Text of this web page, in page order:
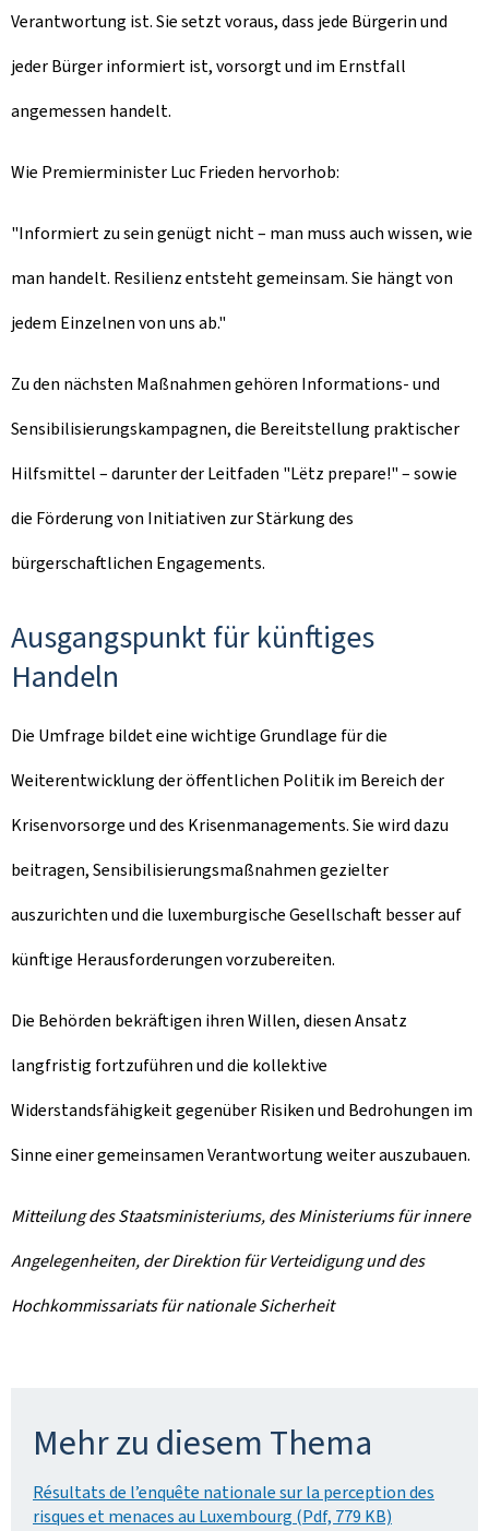
Verantwortung ist. Sie setzt voraus, dass jede Bürgerin und
jeder Bürger informiert ist, vorsorgt und im Ernstfall
angemessen handelt.
Wie Premierminister Luc Frieden hervorhob:
"Informiert zu sein genügt nicht – man muss auch wissen, wie
man handelt. Resilienz entsteht gemeinsam. Sie hängt von
jedem Einzelnen von uns ab."
Zu den nächsten Maßnahmen gehören Informations- und
Sensibilisierungskampagnen, die Bereitstellung praktischer
Hilfsmittel – darunter der Leitfaden "Lëtz prepare!" – sowie
die Förderung von Initiativen zur Stärkung des
bürgerschaftlichen Engagements.
Ausgangspunkt für künftiges
Handeln
Die Umfrage bildet eine wichtige Grundlage für die
Weiterentwicklung der öffentlichen Politik im Bereich der
Krisenvorsorge und des Krisenmanagements. Sie wird dazu
beitragen, Sensibilisierungsmaßnahmen gezielter
auszurichten und die luxemburgische Gesellschaft besser auf
künftige Herausforderungen vorzubereiten.
Die Behörden bekräftigen ihren Willen, diesen Ansatz
langfristig fortzuführen und die kollektive
Widerstandsfähigkeit gegenüber Risiken und Bedrohungen im
Sinne einer gemeinsamen Verantwortung weiter auszubauen.
Mitteilung des Staatsministeriums, des Ministeriums für innere
Angelegenheiten, der Direktion für Verteidigung und des
Hochkommissariats für nationale Sicherheit
Mehr zu diesem Thema
Résultats de l’enquête nationale sur la perception des
risques et menaces au Luxembourg (Pdf, 779 KB)